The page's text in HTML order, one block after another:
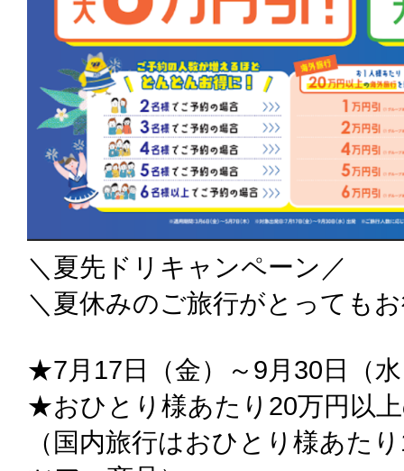
＼夏先ドリキャンペーン／
＼夏休みのご旅行がとっても
★7月17日（金）～9月30日（
★おひとり様あたり20万円以
（国内旅行はおひとり様あた